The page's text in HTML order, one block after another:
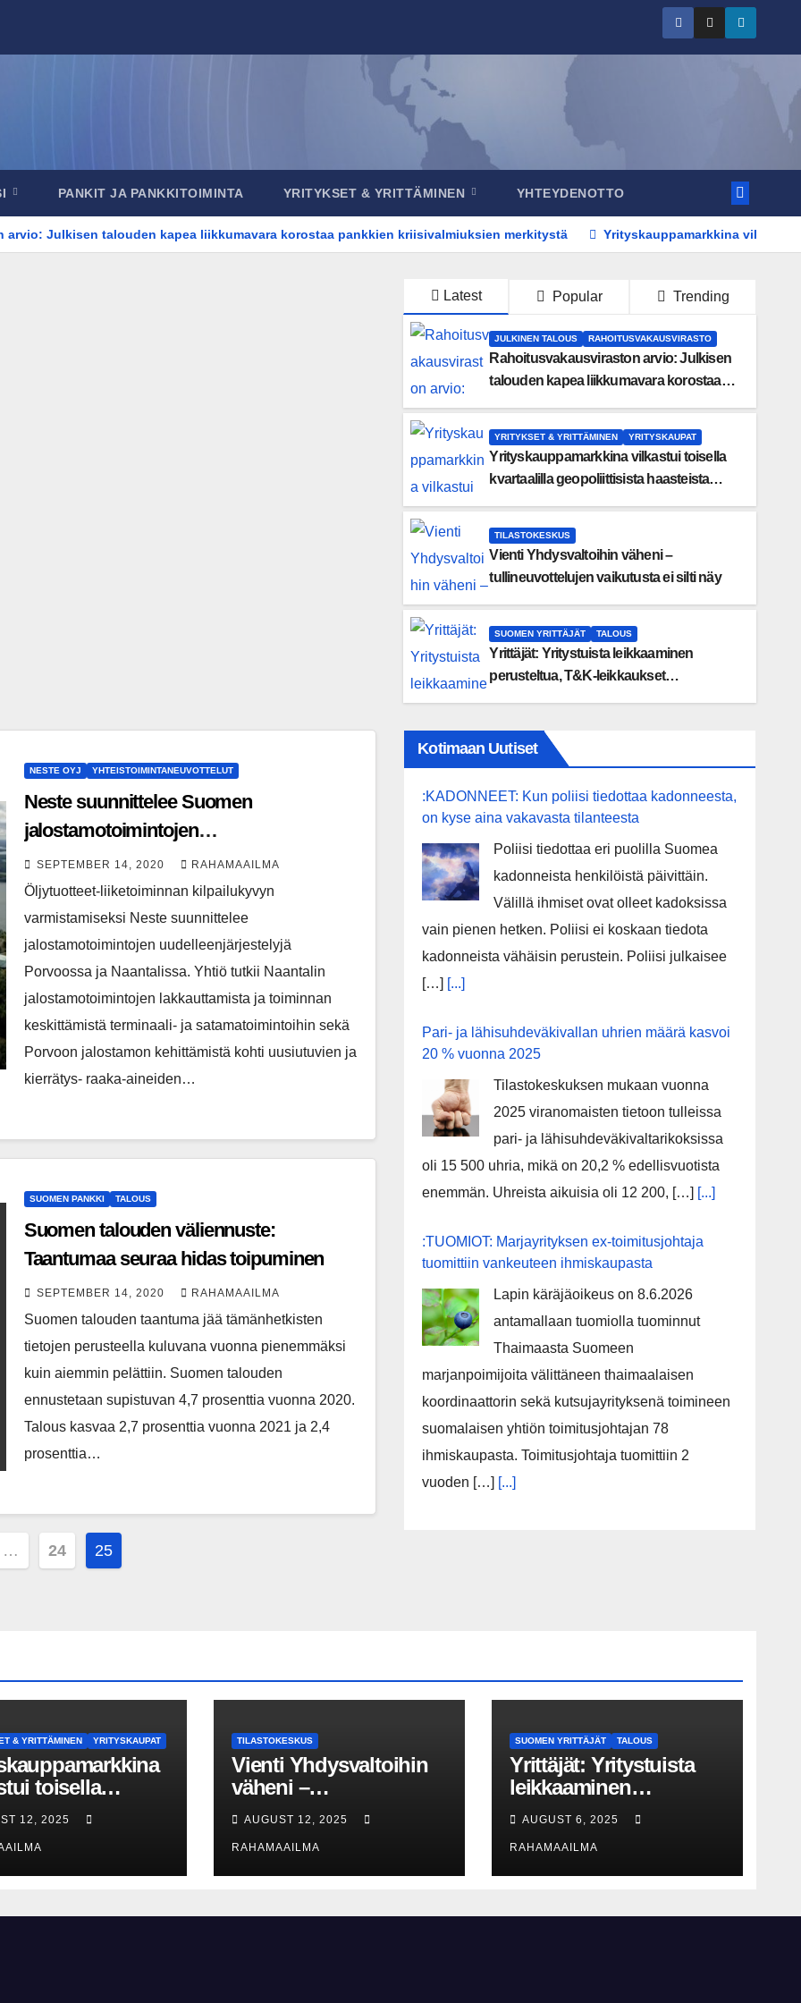
PANKIT JA PANKKITOIMINTA YRITYKSET & YRITTÄMINEN YHTEYDENOTTO
arvio: Julkisen talouden kapea liikkumavara korostaa pankkien kriisivalmiuksien merkitystä Yrityskauppamarkkina
Latest Popular Trending
JULKINEN TALOUS RAHOITUSVAKAUSVIRASTO
Rahoitusvakausviraston arvio: Julkisen
talouden kapea liikkumavara korostaa
YRITYKSET & YRITTÄMINEN YRITYSKAUPAT
Yrityskauppamarkkina vilkastui toisella
kvartaalilla geopoliittisista haasteista
TILASTOKESKUS
Vienti Yhdysvaltoihin väheni –
tullineuvottelujen vaikutusta ei silti näy
SUOMEN YRITTÄJÄT TALOUS
Yrittäjät: Yritystuista leikkaaminen
perusteltua, T&K-leikkaukset
NESTE OYJ YHTEISTOIMINTANEUVOTTELUT
Neste suunnittelee Suomen
jalostamotoimintojen
uudelleenjärjestelyjä ja aloittaa
yhteistoimintaneuvottelut
SEPTEMBER 14, 2020 RAHAMAAILMA
Öljytuotteet-liiketoiminnan kilpailukyvyn
varmistamiseksi Neste suunnittelee
jalostamotoimintojen uudelleenjärjestelyjä
Porvoossa ja Naantalissa. Yhtiö tutkii Naantalin
jalostamotoimintojen lakkauttamista ja toiminnan
keskittämistä terminaali- ja satamatoimintoihin sekä
Porvoon jalostamon kehittämistä kohti uusiutuvien ja
kierrätys- raaka-aineiden…
SUOMEN PANKKI TALOUS
Suomen talouden väliennuste:
Taantumaa seuraa hidas toipuminen
SEPTEMBER 14, 2020 RAHAMAAILMA
Suomen talouden taantuma jää tämänhetkisten
tietojen perusteella kuluvana vuonna pienemmäksi
kuin aiemmin pelättiin. Suomen talouden
ennustetaan supistuvan 4,7 prosenttia vuonna 2020.
Talous kasvaa 2,7 prosenttia vuonna 2021 ja 2,4
prosenttia…
… 24 25
Kotimaan Uutiset
:KADONNEET: Kun poliisi tiedottaa kadonneesta,
on kyse aina vakavasta tilanteesta
Poliisi tiedottaa eri puolilla Suomea
kadonneista henkilöistä päivittäin.
Välillä ihmiset ovat olleet kadoksissa
vain pienen hetken. Poliisi ei koskaan tiedota
kadonneista vähäisin perustein. Poliisi julkaisee
[…] [...]
Pari- ja lähisuhdeväkivallan uhrien määrä kasvoi
20 % vuonna 2025
Tilastokeskuksen mukaan vuonna
2025 viranomaisten tietoon tulleissa
pari- ja lähisuhdeväkivaltarikoksissa
oli 15 500 uhria, mikä on 20,2 % edellisvuotista
enemmän. Uhreista aikuisia oli 12 200, […] [...]
:TUOMIOT: Marjayrityksen ex-toimitusjohtaja
tuomittiin vankeuteen ihmiskaupasta
Lapin käräjäoikeus on 8.6.2026
antamallaan tuomiolla tuominnut
Thaimaasta Suomeen
marjanpoimijoita välittäneen thaimaalaisen
koordinaattorin sekä kutsujayrityksenä toimineen
suomalaisen yhtiön toimitusjohtajan 78
ihmiskaupasta. Toimitusjohtaja tuomittiin 2
vuoden […] [...]
& YRITTÄMINEN YRITYSKAUPAT
toisella
huolimatta –
kasvu
12, 2025
TILASTOKESKUS
Vienti Yhdysvaltoihin
väheni –
tullineuvottelujen
vaikutusta ei silti näy
AUGUST 12, 2025
RAHAMAAILMA
SUOMEN YRITTÄJÄT TALOUS
Yrittäjät: Yritystuista
leikkaaminen
perusteltua, T&K-
leikkaukset
lyhytnäköistä
kasvupolitiikkaa
AUGUST 6, 2025
RAHAMAAILMA